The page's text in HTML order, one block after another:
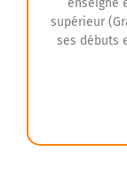
supérieur
ses débuts